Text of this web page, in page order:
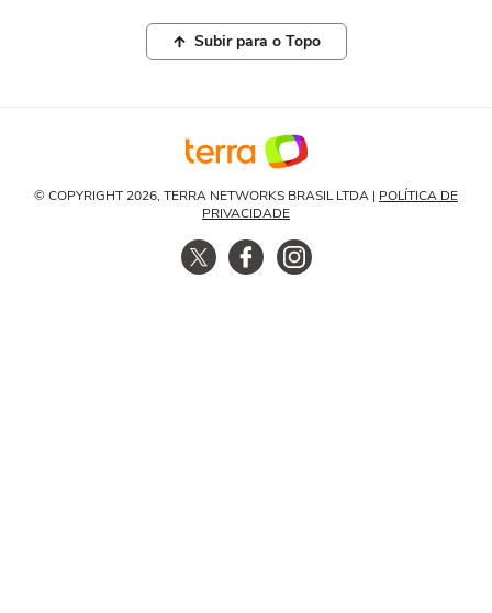
Subir para o Topo
© COPYRIGHT 2026, TERRA NETWORKS BRASIL LTDA | POLÍTICA DE
PRIVACIDADE